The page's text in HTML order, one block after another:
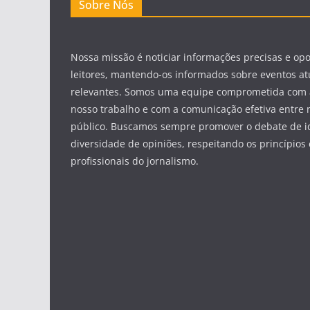
Sobre Nós
Nossa missão é noticiar informações precisas e
leitores, mantendo-os informados sobre eventos
relevantes. Somos uma equipe comprometida
nosso trabalho e com a comunicação efetiva entre
público. Buscamos sempre promover o debate de
diversidade de opiniões, respeitando os princípios
profissionais do jornalismo.